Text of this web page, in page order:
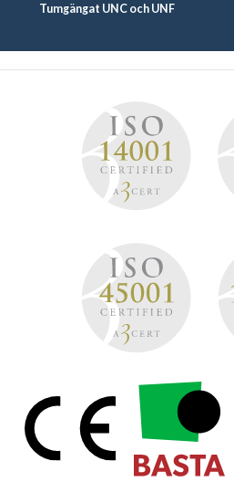
Tumgängat UNC och UNF